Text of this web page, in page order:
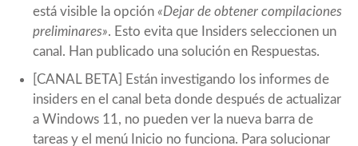
está visible la opción «Dejar de obtener compilaciones
preliminares». Esto evita que Insiders seleccionen un
canal. Han publicado una solución en Respuestas.
[CANAL BETA] Están investigando los informes de
insiders en el canal beta donde después de actualizar
a Windows 11, no pueden ver la nueva barra de
tareas y el menú Inicio no funciona. Para solucionar